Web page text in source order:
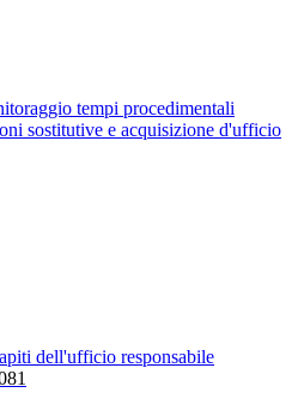
tempi procedimentali
sostitutive e acquisizione d'ufficio
dell'ufficio responsabile